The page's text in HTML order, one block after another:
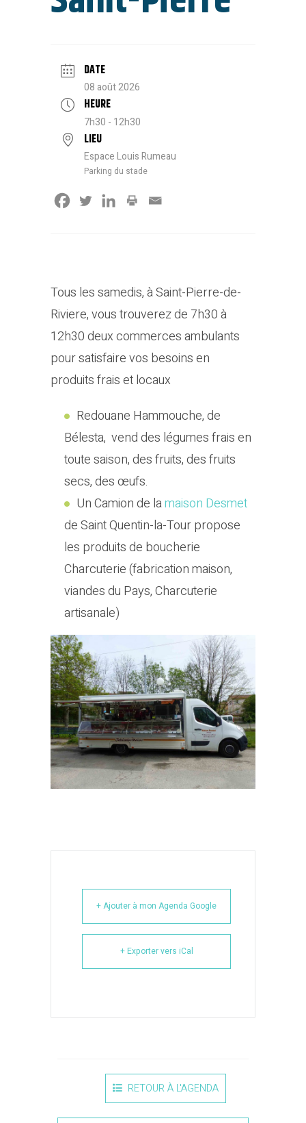
DATE
08 août 2026
HEURE
7h30 - 12h30
LIEU
Espace Louis Rumeau
Parking du stade
Tous les samedis, à Saint-Pierre-de-
Riviere, vous trouverez de 7h30 à
12h30 deux commerces ambulants
pour satisfaire vos besoins en
produits frais et locaux
Redouane Hammouche, de
Bélesta, vend des légumes frais en
toute saison, des fruits, des fruits
secs, des œufs.
Un Camion de lamaison Desmet
de Saint Quentin-la-Tour propose
les produits de boucherie
Charcuterie (fabrication maison,
viandes du Pays, Charcuterie
artisanale)
+ Ajouter à mon Agenda Google
+ Exporter vers iCal
RETOUR À L'AGENDA